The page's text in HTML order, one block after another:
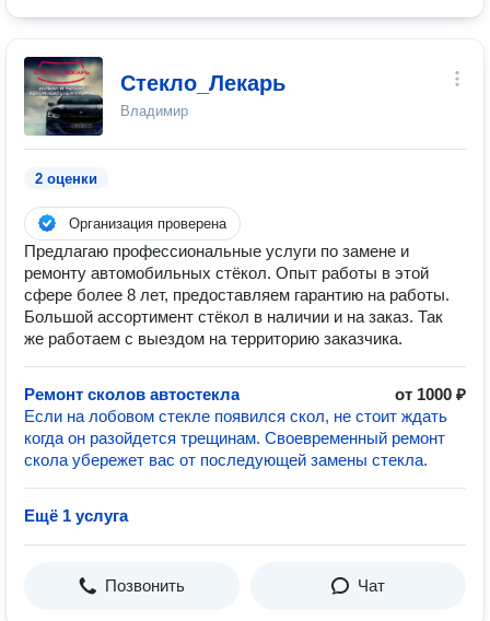
Стекло_Лекарь
Владимир
2 оценки
Организация проверена
Предлагаю профессиональные услуги по замене и
ремонту автомобильных стёкол. Опыт работы в этой
сфере более 8 лет, предоставляем гарантию на работы.
Большой ассортимент стёкол в наличии и на заказ. Так
же работаем с выездом на территорию заказчика.
Ремонт сколов автостекла
от 1000 ₽
Если на лобовом стекле появился скол, не стоит ждать
когда он разойдется трещинам. Своевременный ремонт
скола убережет вас от последующей замены стекла.
Ещё 1 услуга
Позвонить Чат